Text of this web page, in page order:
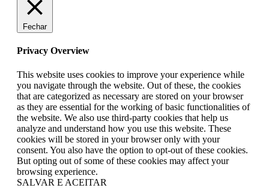
Fechar
Privacy Overview
This website uses cookies to improve your experience while
you navigate through the website. Out of these, the cookies
that are categorized as necessary are stored on your browser
as they are essential for the working of basic functionalities of
the website. We also use third-party cookies that help us
analyze and understand how you use this website. These
cookies will be stored in your browser only with your
consent. You also have the option to opt-out of these cookies.
But opting out of some of these cookies may affect your
browsing experience.
SALVAR E ACEITAR